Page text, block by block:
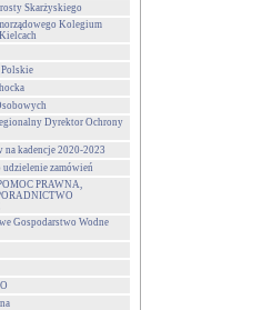
Skarżyskiego
Kolegium
Dyrektor Ochrony
kadencje 2020-2023
udzielenie zamówień
PRAWNA,
Gospodarstwo Wodne